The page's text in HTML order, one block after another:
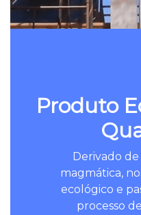
Produto
Derivado
magmática,
ecológico e
processo